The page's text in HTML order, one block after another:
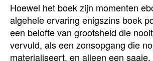
Hoewel het boek zijn momenten
algehele ervaring enigszins boek
een belofte van grootsheid die
vervuld, als een zonsopgang die
materialiseert, en alleen een